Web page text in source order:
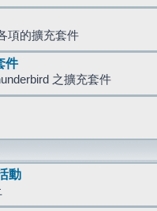
項的擴充套件
件
之擴充套件
動